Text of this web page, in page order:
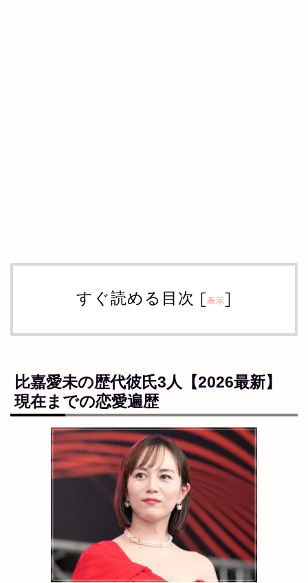
すぐ読める目次 [表示]
比嘉愛未の歴代彼氏3人【2026最新】
現在までの恋愛遍歴